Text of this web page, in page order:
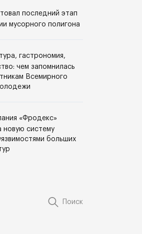
последний этап
мусорного полигона
гастрономия,
чем запомнилась
Всемирного
«Фродекс»
новую систему
больших
Поиск